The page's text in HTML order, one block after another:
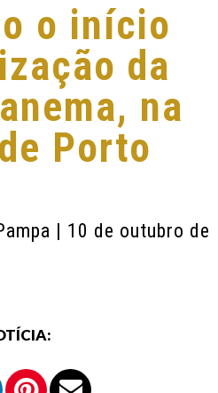
o início
da
na
Porto
| 10 de outubro de